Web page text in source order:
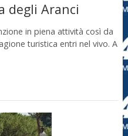
degli Aranci
in piena attività così da
turistica entri nel vivo. A